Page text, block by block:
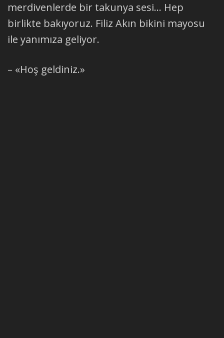
merdivenlerde bir takunya sesi… Hep
birlikte bakıyoruz. Filiz Akın bikini mayosu
ile yanımıza geliyor.
– «Hoş geldiniz.»